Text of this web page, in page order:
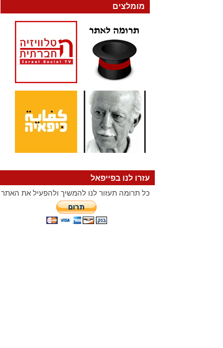
מומלצים
עזרו לנו בפייפאל
כל תרומה תעזור לנו להמשיך ולהפעיל את האתר